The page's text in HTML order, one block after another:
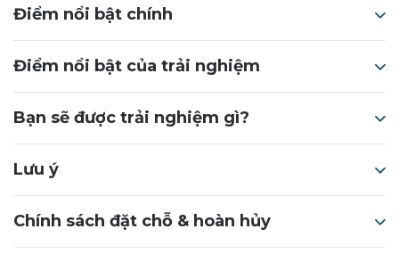
Điểm nổi bật chính
Điểm nổi bật của trải nghiệm
Bạn sẽ được trải nghiệm gì?
Lưu ý
Chính sách đặt chỗ & hoàn hủy